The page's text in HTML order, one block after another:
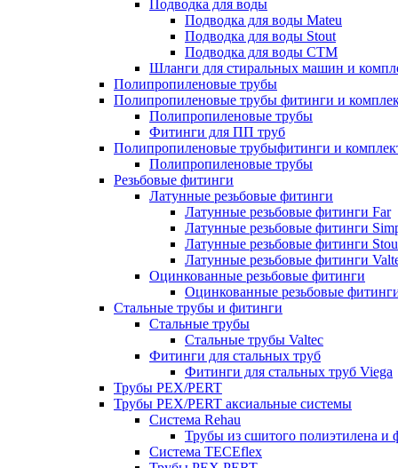
Подводка для воды
Подводка для воды Mateu
Подводка для воды Stout
Подводка для воды СТМ
Шланги для стиральных машин и
Полипропиленовые трубы
Полипропиленовые трубы фитинги и
Полипропиленовые трубы
Фитинги для ПП труб
Полипропиленовые трубыфитинги и
Полипропиленовые трубы
Резьбовые фитинги
Латунные резьбовые фитинги
Латунные резьбовые фитинги Far
Латунные резьбовые фитинги
Латунные резьбовые фитинги
Латунные резьбовые фитинги
Оцинкованные резьбовые фитинги
Оцинкованные резьбовые
Стальные трубы и фитинги
Стальные трубы
Стальные трубы Valtec
Фитинги для стальных труб
Фитинги для стальных труб Viega
Трубы PEX/PERT
Трубы PEX/PERT аксиальные системы
Система Rehau
Трубы из сшитого полиэтилена и
Система TECEflex